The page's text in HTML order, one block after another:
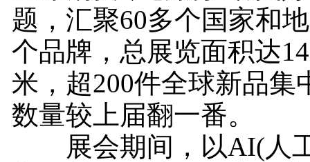
题，汇聚60多个国家和
个品牌，总展览面积达
米，超200件全球新品集
数量较上届翻一番。
展会期间，以AI(人